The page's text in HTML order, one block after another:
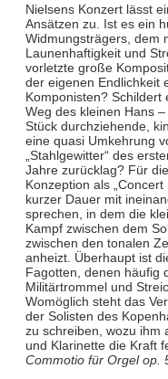
Nielsens Konzert lässt
Ansätzen zu. Ist es ein
Widmungsträgers, dem
Launenhaftigkeit und
vorletzte große
der eigenen Endlichkeit
Komponisten? Schildert
Weg des kleinen Hans
Stück durchziehende,
eine quasi Umkehrung
„Stahlgewitter“ des
Jahre zurücklag? Für
Konzeption als
kurzer Dauer mit
sprechen, in dem die
Kampf zwischen dem
zwischen den tonalen
anheizt. Überhaupt ist
Fagotten, denen häufig
Militärtrommel und
Womöglich steht das
der Solisten des
zu schreiben, wozu ihm
und Klarinette die Kraft
Commotio für Orgel op.